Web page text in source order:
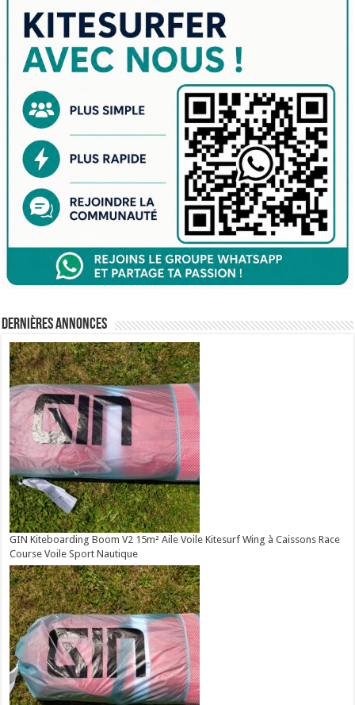
Dernières annonces
GIN Kiteboarding Boom V2 15m² Aile Voile Kitesurf Wing à Caissons Race
Course Voile Sport Nautique